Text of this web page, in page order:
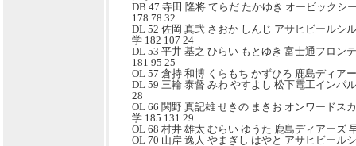
DB 47 寺田 隆将 てらだ たかゆき オービックシ
178 78 32
DL 52 佐岡 真弐 さおか しんじ アサヒビールシ
学 182 107 24
DL 53 平井 基之 ひらい もとゆき 富士通フロン
181 95 25
OL 57 倉持 和博 くらもち かずひろ 鹿島ディア
DL 59 三輪 泰督 みわ やすよし 松下電工インパ
28
OL 66 関野 真記雄 せきの まきお オンワードス
学 185 131 29
OL 68 村井 雄太 むらい ゆうた 鹿島ディアーズ
OL 70 山岸 逸人 やまぎし はやと アサヒビール